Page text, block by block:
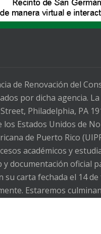
de Renovación del
por dicha agencia.
Philadelphia, PA
Estados Unidos de
de Puerto Rico
académicos y
documentación
carta fechada el 14
Estaremos